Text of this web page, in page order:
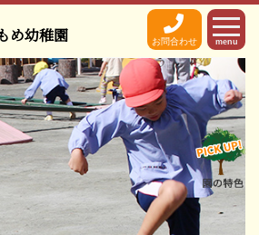
め幼稚園 お問合わせ menu